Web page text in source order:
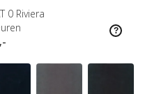
0 Riviera